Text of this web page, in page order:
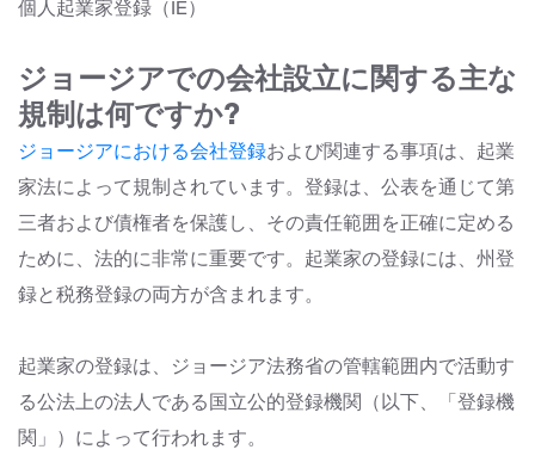
個人起業家登録（IE）
ジョージアでの会社設立に関する主な
規制は何ですか?
ジョージアにおける会社登録および関連する事項は、起業
家法によって規制されています。登録は、公表を通じて第
三者および債権者を保護し、その責任範囲を正確に定める
ために、法的に非常に重要です。起業家の登録には、州登
録と税務登録の両方が含まれます。
起業家の登録は、ジョージア法務省の管轄範囲内で活動す
る公法上の法人である国立公的登録機関（以下、「登録機
関」）によって行われます。